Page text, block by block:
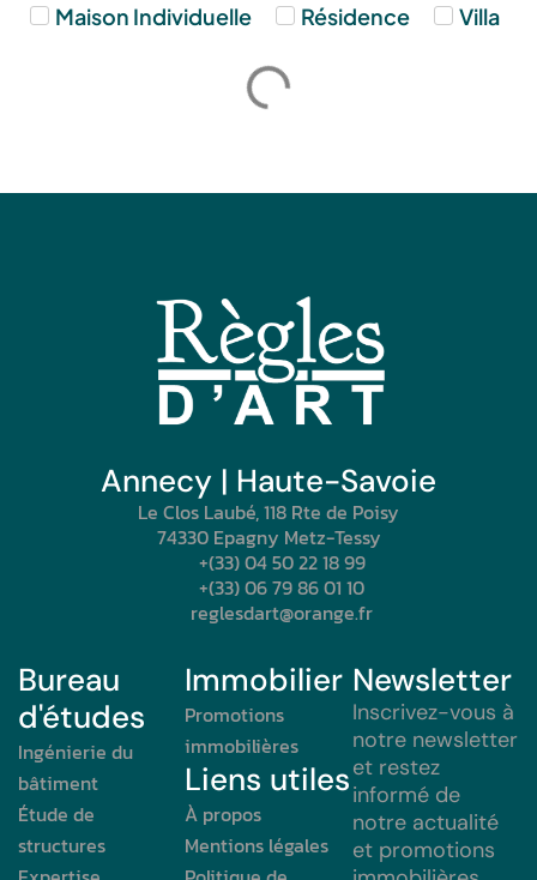
Maison Individuelle
Résidence Villa
Annecy | Haute-Savoie
Le Clos Laubé, 118 Rte de Poisy
74330 Epagny Metz-Tessy
+(33) 04 50 22 18 99
+(33) 06 79 86 01 10
reglesdart@orange.fr
Bureau
d'études
Ingénierie du
bâtiment
Étude de
structures
Immobilier
Promotions
immobilières
Liens utiles
À propos
Mentions légales
Newsletter
Inscrivez-vous à
notre newsletter
et restez
informé de
notre actualité
et promotions